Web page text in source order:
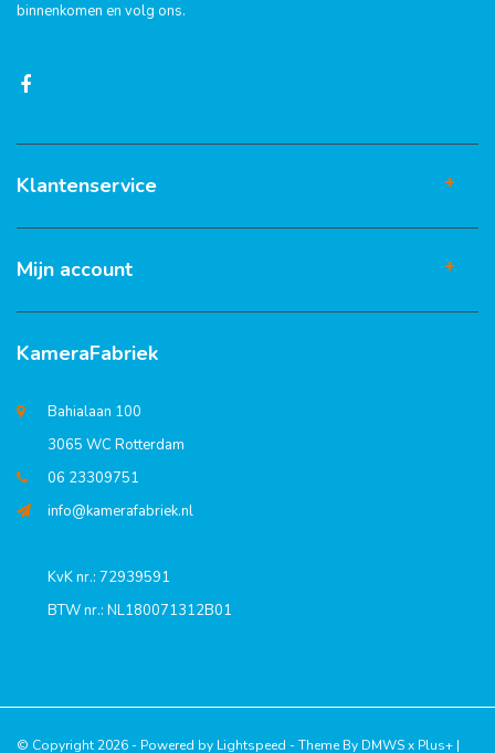
binnenkomen en volg ons.
Klantenservice
Mijn account
KameraFabriek
Bahialaan 100
3065 WC Rotterdam
06 23309751
info@kamerafabriek.nl
KvK nr.: 72939591
BTW nr.: NL180071312B01
© Copyright 2026 - Powered by Lightspeed - Theme By DMWSx Plus+ |